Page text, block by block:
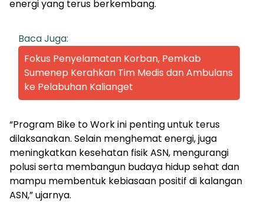
energi yang terus berkembang.
Baca Juga:
Fokus Penyelamatan Korban, Pemkab
Sumenep Kerahkan Tim Medis dan Ambulans
ke Pelabuhan Kalianget
“Program Bike to Work ini penting untuk terus
dilaksanakan. Selain menghemat energi, juga
meningkatkan kesehatan fisik ASN, mengurangi
polusi serta membangun budaya hidup sehat dan
mampu membentuk kebiasaan positif di kalangan
ASN,” ujarnya.